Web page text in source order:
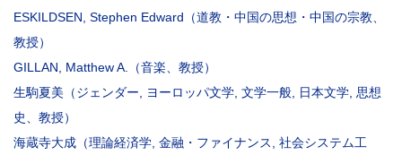
ESKILDSEN, Stephen Edward（道教・中国の思想・中国の宗教、
教授）
GILLAN, Matthew A.（音楽、教授）
生駒夏美（ジェンダー, ヨーロッパ文学, 文学一般, 日本文学, 思想
史
、教授）
海蔵寺大成（理論経済学, 金融・ファイナンス, 社会システム工